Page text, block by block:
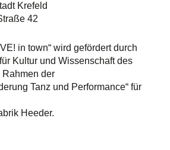
Krefeld
42
in town“ wird gefördert durch
Kultur und Wissenschaft des
Rahmen der
Tanz und Performance“ für
Heeder.